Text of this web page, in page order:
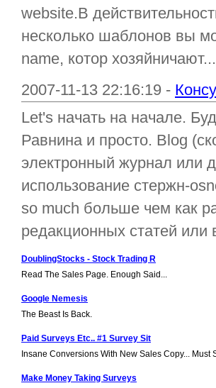
website.В
несколько шаблонов вы
name, котор хозяйничают...
2007-11-13 22:16:19 -
Let's начать на начале.
Равнина и просто. Blog
электронный журнал или
использование стержн-
so much больше чем как
редакционных статей
DoublingStocks - Stock Trading R
Read The Sales Page. Enough Said...
Google Nemesis
The Beast Is Back.
Paid Surveys Etc.. #1 Survey Sit
Insane Conversions With New Sales Copy... Must
Make Money Taking Surveys